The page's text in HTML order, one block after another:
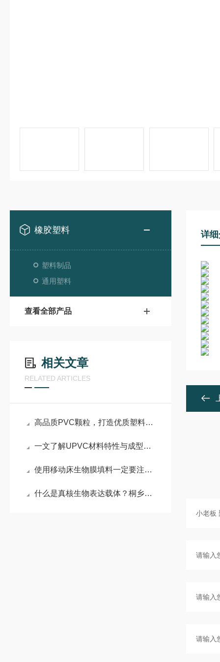
橡胶塑料
塑料制品
通用塑料
查看全部产品
相关文章
RELATED ARTICLES
高品质PVC颗粒，打造优质塑料制品的核心基石
一文了解UPVC材料特性与成型要点
使用移动床生物膜填料一定要注意什么
什么是真核生物表达载体？桐乡小老板来为你揭秘
详